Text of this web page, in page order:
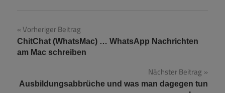
Beitragsnavigation
Vorheriger Beitrag
ChitChat (WhatsMac) … WhatsApp Nachrichten
am Mac schreiben
Nächster Beitrag
Ausbildungsabbrüche und was man dagegen tun